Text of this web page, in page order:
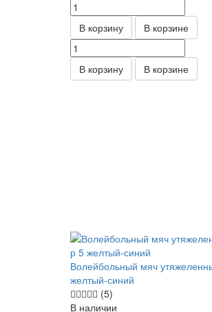
В корзину В корзине
В корзину В корзине
Волейбольный мяч
желтый-синий
(5)
В наличии